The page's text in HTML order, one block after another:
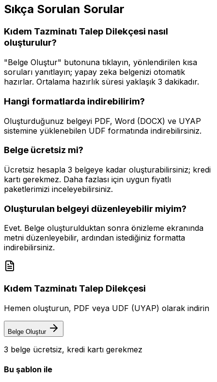
Sıkça Sorulan Sorular
Kıdem Tazminatı Talep Dilekçesi nasıl
oluşturulur?
"Belge Oluştur" butonuna tıklayın, yönlendirilen kısa
soruları yanıtlayın; yapay zeka belgenizi otomatik
hazırlar. Ortalama hazırlık süresi yaklaşık 3 dakikadır.
Hangi formatlarda indirebilirim?
Oluşturduğunuz belgeyi PDF, Word (DOCX) ve UYAP
sistemine yüklenebilen UDF formatında indirebilirsiniz.
Belge ücretsiz mi?
Ücretsiz hesapla 3 belgeye kadar oluşturabilirsiniz; kredi
kartı gerekmez. Daha fazlası için uygun fiyatlı
paketlerimizi inceleyebilirsiniz.
Oluşturulan belgeyi düzenleyebilir miyim?
Evet. Belge oluşturulduktan sonra önizleme ekranında
metni düzenleyebilir, ardından istediğiniz formatta
indirebilirsiniz.
Kıdem Tazminatı Talep Dilekçesi
Hemen oluşturun, PDF veya UDF (UYAP) olarak indirin
Belge Oluştur
3 belge ücretsiz, kredi kartı gerekmez
Bu şablon ile